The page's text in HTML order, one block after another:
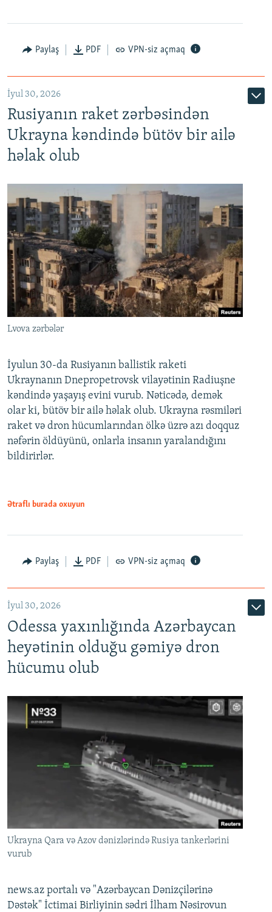
Paylaş PDF VPN-siz açmaq
İyul 30, 2026
Rusiyanın raket zərbəsindən
Ukrayna kəndində bütöv bir ailə
həlak olub
Lvova zərbələr
İyulun 30-da Rusiyanın ballistik raketi
Ukraynanın Dnepropetrovsk vilayətinin Radiuşne
kəndində yaşayış evini vurub. Nəticədə, demək
olar ki, bütöv bir ailə həlak olub. Ukrayna rəsmiləri
raket və dron hücumlarından ölkə üzrə azı doqquz
nəfərin öldüyünü, onlarla insanın yaralandığını
bildirirlər.
Ətraflı burada oxuyun
Paylaş PDF VPN-siz açmaq
İyul 30, 2026
Odessa yaxınlığında Azərbaycan
heyətinin olduğu gəmiyə dron
hücumu olub
Ukrayna Qara və Azov dənizlərində Rusiya tankerlərini
vurub
news.az portalı və "Azərbaycan Dənizçilərinə
Dəstək" İctimai Birliyinin sədri İlham Nəsirovun